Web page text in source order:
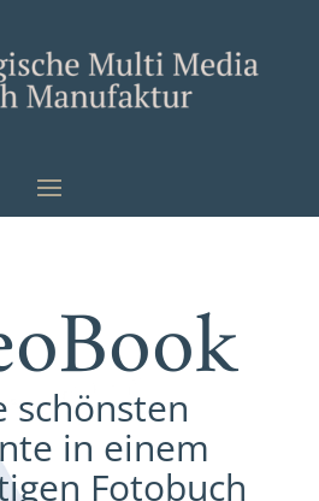
schönsten
in einem
Fotobuch